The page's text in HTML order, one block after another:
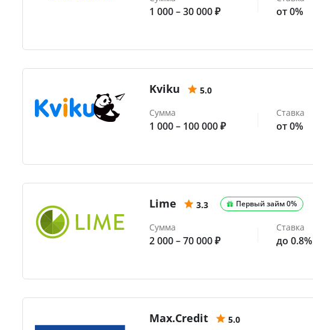
1 000 – 30 000 ₽ от 0%
Kviku
5.0
Сумма
1 000 – 100 000 ₽
Ставка
от 0%
Lime 3.3 Первый займ 0%
Сумма
2 000 – 70 000 ₽
Ставка
до 0.8%
Max.Credit
5.0